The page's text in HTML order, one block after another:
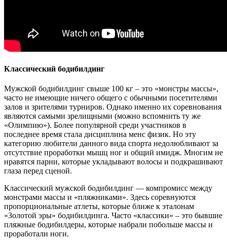
Классический бодибилдинг
Мужской бодибилдинг свыше 100 кг – это «монстры массы»,
часто не имеющие ничего общего с обычными посетителями
залов и зрителями турниров. Однако именно их соревнования
являются самыми зрелищными (можно вспомнить ту же
«Олимпию»). Более популярной среди участников в
последнее время стала дисциплина менс физик. Но эту
категорию любители данного вида спорта недолюбливают за
отсутствие проработки мышц ног и общий имидж. Многим не
нравятся парни, которые укладывают волосы и подкрашивают
глаза перед сценой.
Классический мужской бодибилдинг — компромисс между
монстрами массы и «пляжниками». Здесь соревнуются
пропорциональные атлеты, которые ближе к эталонам
«Золотой эры» бодибилдинга. Часто «классики» – это бывшие
пляжные бодибилдеры, которые набрали побольше массы и
проработали ноги.